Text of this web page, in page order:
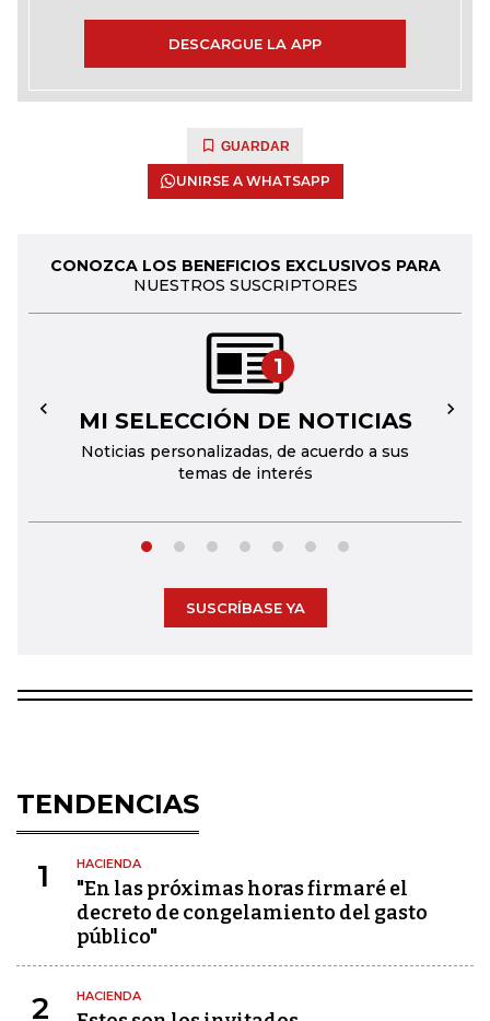
DESCARGUE LA APP
GUARDAR
UNIRSE A WHATSAPP
CONOZCA LOS BENEFICIOS EXCLUSIVOS PARA
NUESTROS SUSCRIPTORES
1
MI SELECCIÓN DE NOTICIAS
Noticias personalizadas, de acuerdo a sus
temas de interés
← →
SUSCRÍBASE YA
TENDENCIAS
1 HACIENDA
"En las próximas horas firmaré el
decreto de congelamiento del gasto
público"
2 HACIENDA